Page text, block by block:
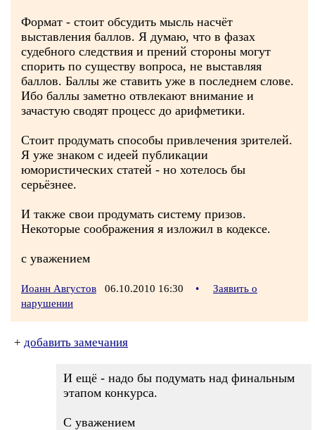
Формат - стоит обсудить мысль насчёт
выставления баллов. Я думаю, что в фазах
судебного следствия и прений стороны могут
спорить по существу вопроса, не выставляя
баллов. Баллы же ставить уже в последнем слове.
Ибо баллы заметно отвлекают внимание и
зачастую сводят процесс до арифметики.
Стоит продумать способы привлечения зрителей.
Я уже знаком с идеей публикации
юмористических статей - но хотелось бы
серьёзнее.
И также свои продумать систему призов.
Некоторые соображения я изложил в кодексе.
с уважением
Иоанн Августов 06.10.2010 16:30 •
Заявить о
нарушении
+ добавить замечания
И ещё - надо бы подумать над финальным
этапом конкурса.
С уважением